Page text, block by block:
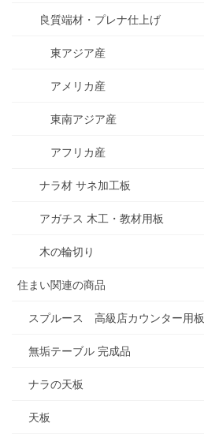
良質端材・プレナ仕上げ
東アジア産
アメリカ産
東南アジア産
アフリカ産
ナラ材 サネ加工板
アガチス 木工・教材用板
木の輪切り
住まい関連の商品
スプルース 高級店カウンター用板
無垢テーブル 完成品
ナラの天板
天板